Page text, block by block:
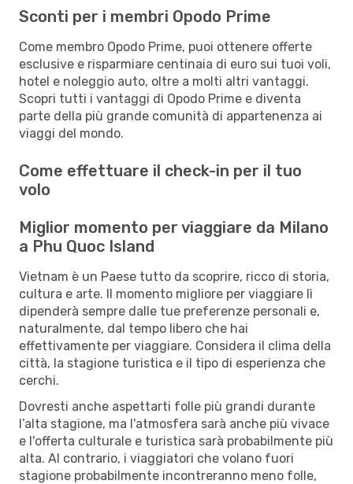
Sconti per i membri Opodo Prime
Come membro Opodo Prime, puoi ottenere offerte
esclusive e risparmiare centinaia di euro sui tuoi voli,
hotel e noleggio auto, oltre a molti altri vantaggi.
Scopri tutti i vantaggi di Opodo Prime e diventa
parte della più grande comunità di appartenenza ai
viaggi del mondo.
Come effettuare il check-in per il tuo
volo
Miglior momento per viaggiare da Milano
a Phu Quoc Island
Vietnam è un Paese tutto da scoprire, ricco di storia,
cultura e arte. Il momento migliore per viaggiare lì
dipenderà sempre dalle tue preferenze personali e,
naturalmente, dal tempo libero che hai
effettivamente per viaggiare. Considera il clima della
città, la stagione turistica e il tipo di esperienza che
cerchi.
Dovresti anche aspettarti folle più grandi durante
l’alta stagione, ma l'atmosfera sarà anche più vivace
e l'offerta culturale e turistica sarà probabilmente più
alta. Al contrario, i viaggiatori che volano fuori
stagione probabilmente incontreranno meno folle,